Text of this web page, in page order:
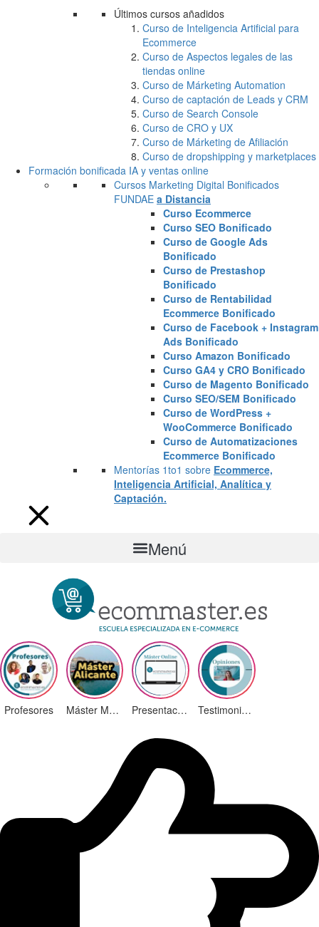
Últimos cursos añadidos
Curso de Inteligencia Artificial para
Ecommerce
Curso de Aspectos legales de las
tiendas online
Curso de Márketing Automation
Curso de captación de Leads y CRM
Curso de Search Console
Curso de CRO y UX
Curso de Márketing de Afiliación
Curso de dropshipping y marketplaces
Formación bonificada IA y ventas online
Cursos Marketing Digital Bonificados
FUNDAE a Distancia
Curso Ecommerce
Curso SEO Bonificado
Curso de Google Ads
Bonificado
Curso de Prestashop
Bonificado
Curso de Rentabilidad
Ecommerce Bonificado
Curso de Facebook + Instagram
Ads Bonificado
Curso Amazon Bonificado
Curso GA4 y CRO Bonificado
Curso de Magento Bonificado
Curso SEO/SEM Bonificado
Curso de WordPress +
WooCommerce Bonificado
Curso de Automatizaciones
Ecommerce Bonificado
Mentorías 1to1 sobre Ecommerce,
Inteligencia Artificial, Analítica y
Captación.
Menú
Profesores Máster Marketing Digital en Alicante Presentación ¡Nuevas Ediciones! Testimonios Alumnos